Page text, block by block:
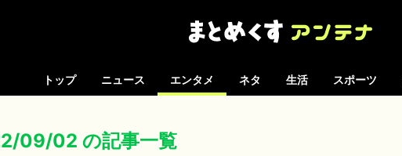
トップ ニュース エンタメ ネタ 生活 スポーツ
09/02 の記事一覧